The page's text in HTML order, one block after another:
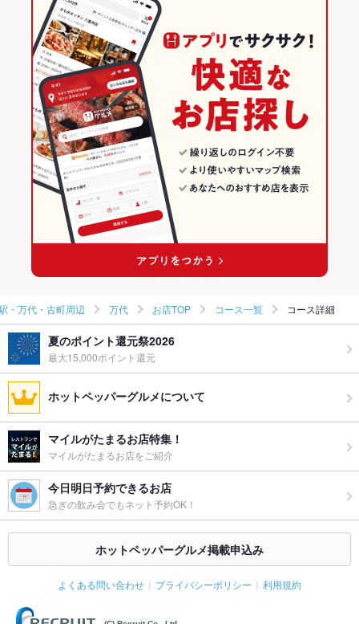
新潟駅 × イタリアン
各国料理
スペイン・地中海料理
新潟駅・万代・古町周辺 × 各国料理
新潟駅・万代・古町周辺 × スペイン・地中海料理
新潟駅 × 各国料理
新潟駅 × スペイン・地中海料理
万代 × スペイン・地中海料理
新潟 × イタリアン・フレンチ
新潟 × イタリアン
新潟 × 各国料理
新潟 × スペイン・地中海料理
パエリア 生ハム チーズケーキ
新潟のイタリアン・フレンチランキング
新潟のイタリアンランキング
新潟駅・万代・古町周辺のグルメランキング
新潟駅・万代・古町周辺のイタリアン・フレンチランキング
新潟駅・万代・古町周辺のイタリアンランキング
万代のグルメランキング
万代のイタリアン・フレンチランキング
・万代・古町周辺 万代 お店TOP コース一覧 コース詳細
夏のポイント還元祭2026
最大15,000ポイント還元
ホットペッパーグルメについて
マイルがたまるお店特集！
マイルがたまるお店をご紹介
今日明日予約できるお店
急ぎの飲み会でもネット予約OK！
ホットペッパーグルメ掲載申込み
よくある問い合わせ プライバシーポリシー 利用規約